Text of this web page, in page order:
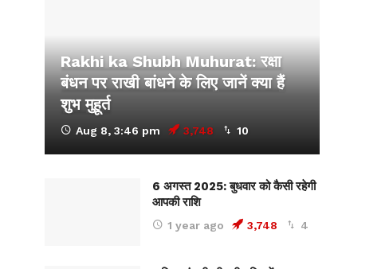
Rakhi ka Shubh Muhurat: रक्षा
बंधन पर राखी बांधने के लिए जानें क्या हैं
शुभ मुहूर्त
Aug 8, 3:46 pm 3,748 10
6 अगस्त 2025: बुधवार को कैसी रहेगी
आपकी राशि
1 year ago 3,748 4